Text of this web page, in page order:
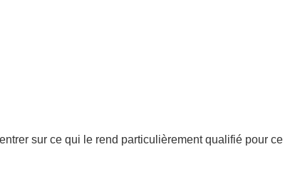
sur ce qui le rend particulièrement qualifié pour ce